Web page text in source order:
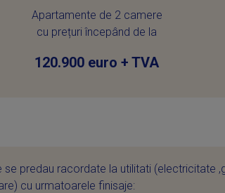
Apartamente de 2 camere
cu prețuri începând de la
120.900 euro + TVA
se predau racordate la utilitati (electricitate
cu urmatoarele finisaje: